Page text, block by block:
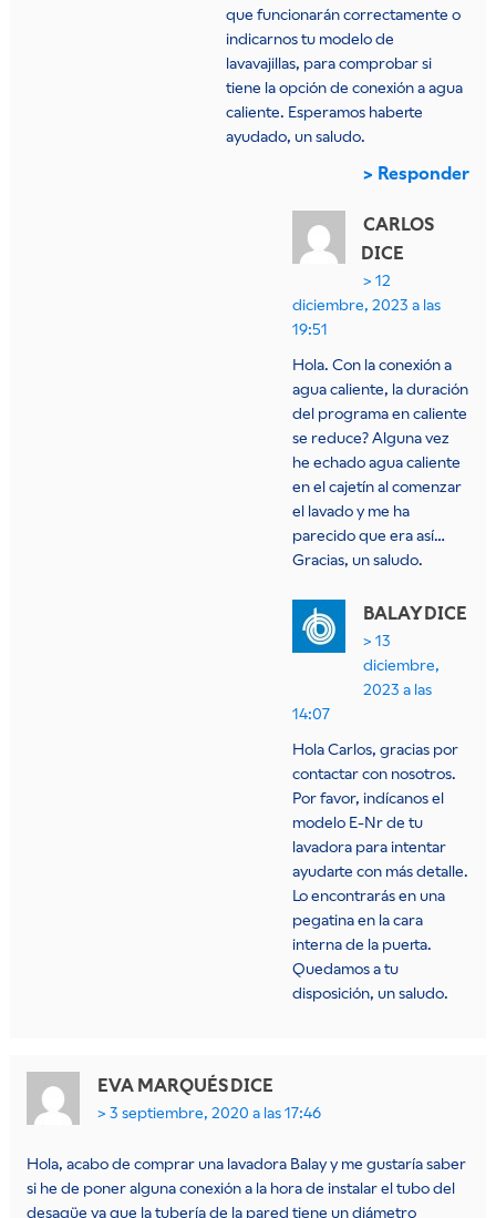
que funcionarán correctamente o
indicarnos tu modelo de
lavavajillas, para comprobar si
tiene la opción de conexión a agua
caliente. Esperamos haberte
ayudado, un saludo.
Responder
CARLOS
DICE
12
diciembre, 2023 a las
19:51
Hola. Con la conexión a
agua caliente, la duración
del programa en caliente
se reduce? Alguna vez
he echado agua caliente
en el cajetín al comenzar
el lavado y me ha
parecido que era así…
Gracias, un saludo.
BALAYDICE
13
diciembre,
2023 a las
14:07
Hola Carlos, gracias por
contactar con nosotros.
Por favor, indícanos el
modelo E-Nr de tu
lavadora para intentar
ayudarte con más detalle.
Lo encontrarás en una
pegatina en la cara
interna de la puerta.
Quedamos a tu
disposición, un saludo.
EVA MARQUÉSDICE
3 septiembre, 2020 a las 17:46
Hola, acabo de comprar una lavadora Balay y me gustaría saber
si he de poner alguna conexión a la hora de instalar el tubo del
desagüe ya que la tubería de la pared tiene un diámetro